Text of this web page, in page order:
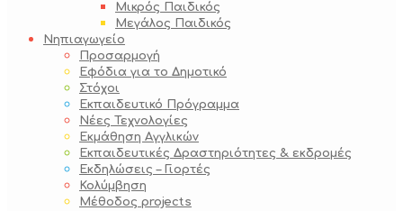
Μικρός Παιδικός
Μεγάλος Παιδικός
Νηπιαγωγείο
Προσαρμογή
Εφόδια για το Δημοτικό
Στόχοι
Εκπαιδευτικό Πρόγραμμα
Νέες Τεχνολογίες
Εκμάθηση Αγγλικών
Εκπαιδευτικές Δραστηριότητες & εκδρομές
Εκδηλώσεις – Γιορτές
Κολύμβηση
Μέθοδος projects